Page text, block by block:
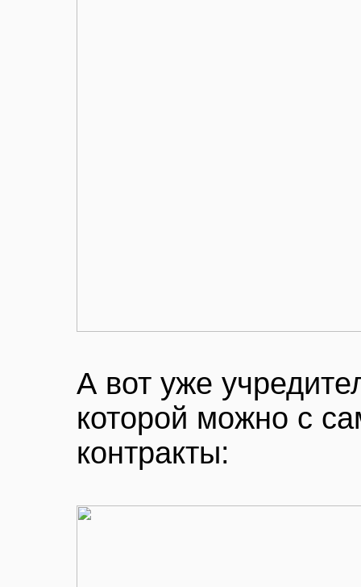
А вот уже
которой можно с
контракты: